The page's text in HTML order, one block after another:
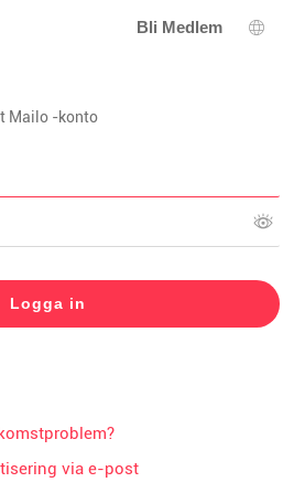
Bli Medlem
Mailo -konto
via e-post